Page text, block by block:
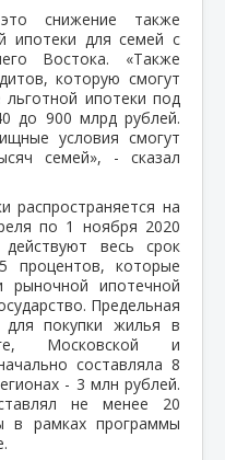
снижение также
ипотеки для семей с
Востока. «Также
которую смогут
ипотеки под
до 900 млрд рублей.
условия смогут
семей», - сказал
распространяется на
по 1 ноября 2020
весь срок
процентов, которые
рыночной ипотечной
Предельная
для покупки жилья в
Московской и
составляла 8
- 3 млн рублей.
не менее 20
в рамках программы